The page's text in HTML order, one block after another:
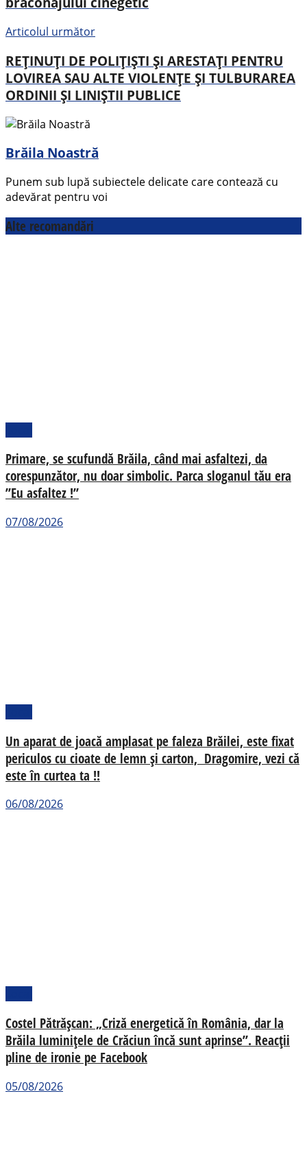
Articolul următor
REȚINUȚI DE POLIȚIȘTI ȘI ARESTAȚI PENTRU
LOVIREA SAU ALTE VIOLENȚE ȘI TULBURAREA
ORDINII ȘI LINIȘTII PUBLICE
Brăila Noastră
Punem sub lupă subiectele delicate care contează cu
adevărat pentru voi
Alte recomandări
Primare, se scufundă Brăila, când mai asfaltezi, da
corespunzător, nu doar simbolic. Parca sloganul tău era
”Eu asfaltez !”
07/08/2026
Un aparat de joacă amplasat pe faleza Brăilei, este fixat
periculos cu cioate de lemn și carton, Dragomire, vezi că
este în curtea ta !!
06/08/2026
Costel Pătrășcan: „Criză energetică în România, dar la
Brăila luminițele de Crăciun încă sunt aprinse”. Reacții
pline de ironie pe Facebook
05/08/2026